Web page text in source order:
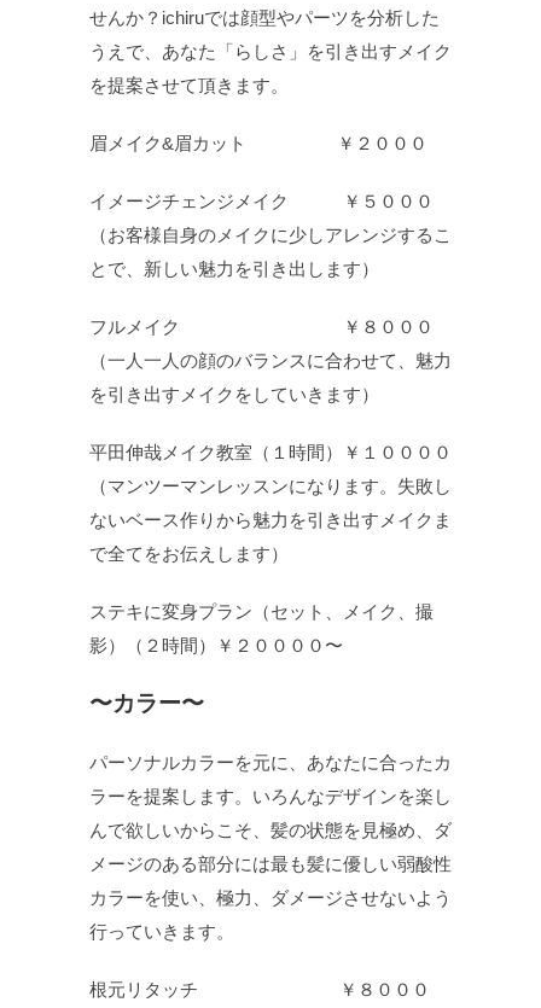
せんか？ichiruでは顔型やパーツを分析した
うえで、あなた「らしさ」を引き出すメイク
を提案させて頂きます。
眉メイク&眉カット ￥２０００
イメージチェンジメイク ￥５０００
（お客様自身のメイクに少しアレンジするこ
とで、新しい魅力を引き出します）
フルメイク ￥８０００
（一人一人の顔のバランスに合わせて、魅力
を引き出すメイクをしていきます）
平田伸哉メイク教室（１時間）￥１００００
（マンツーマンレッスンになります。失敗し
ないベース作りから魅力を引き出すメイクま
で全てをお伝えします）
ステキに変身プラン（セット、メイク、撮
影）（２時間）￥２００００〜
〜カラー〜
パーソナルカラーを元に、あなたに合ったカ
ラーを提案します。いろんなデザインを楽し
んで欲しいからこそ、髪の状態を見極め、ダ
メージのある部分には最も髪に優しい弱酸性
カラーを使い、極力、ダメージさせないよう
行っていきます。
根元リタッチ ￥８０００